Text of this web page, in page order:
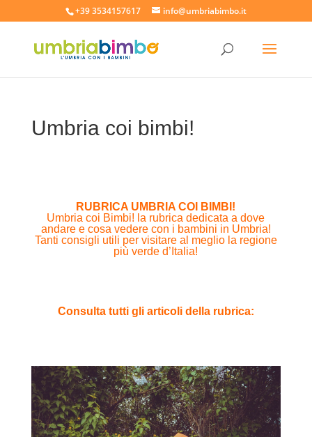
+39 3534157617 info@umbriabimbo.it
Umbria coi bimbi!
RUBRICA UMBRIA COI BIMBI!
Umbria coi Bimbi! la rubrica dedicata a dove
andare e cosa vedere con i bambini in Umbria!
Tanti consigli utili per visitare al meglio la regione
più verde d’Italia!
Consulta tutti gli articoli della rubrica: